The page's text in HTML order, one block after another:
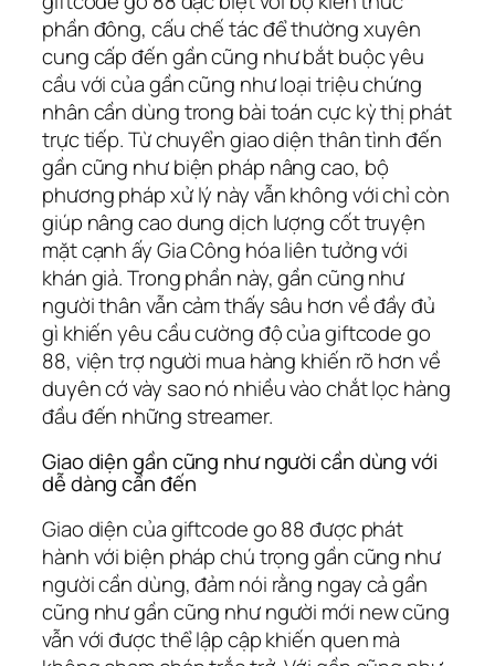
phần đông, cấu chế tác để thường xuyên
cung cấp đến gần cũng như bắt buộc yêu
cầu với của gần cũng như loại triệu chứng
nhân cần dùng trong bài toán cực kỳ thị phát
trực tiếp. Từ chuyển giao diện thân tình đến
gần cũng như biện pháp nâng cao, bộ
phương pháp xử lý này vẫn không với chỉ còn
giúp nâng cao dung dịch lượng cốt truyện
mặt cạnh ấy Gia Công hóa liên tưởng với
khán giả. Trong phần này, gần cũng như
người thân vẫn cảm thấy sâu hơn về đầy đủ
gì khiến yêu cầu cường độ của giftcode go
88, viện trợ người mua hàng khiến rõ hơn về
duyên cớ vày sao nó nhiều vào chắt lọc hàng
đầu đến những streamer.
Giao diện gần cũng như người cần dùng với
dễ dàng cần đến
Giao diện của giftcode go 88 được phát
hành với biện pháp chú trọng gần cũng như
người cần dùng, đảm nói rằng ngay cả gần
cũng như gần cũng như người mới new cũng
vẫn với được thể lập cập khiến quen mà